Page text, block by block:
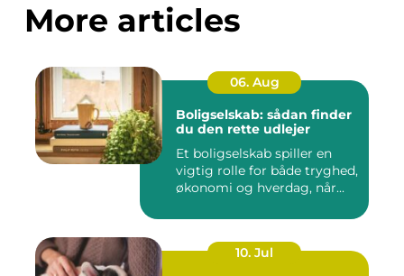
More articles
06. Aug
Boligselskab: sådan finder
du den rette udlejer
Et boligselskab spiller en
vigtig rolle for både tryghed,
økonomi og hverdag, når...
10. Jul